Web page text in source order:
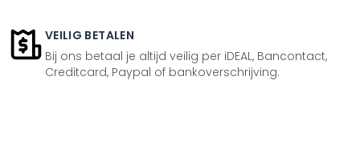
VEILIG BETALEN
Bij ons betaal je altijd veilig per iDEAL, Bancontact,
Creditcard, Paypal of bankoverschrijving.